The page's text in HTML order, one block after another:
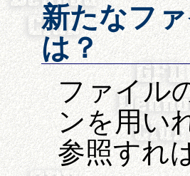
新たなフ
は？
ファイル
ンを用い
参照すれ